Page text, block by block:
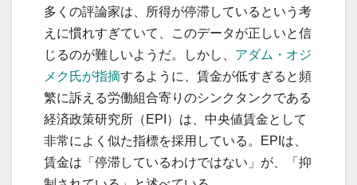
多くの評論家は、所得が停滞しているという考
えに慣れすぎていて、このデータが正しいと信
じるのが難しいようだ。しかし、 アダム・オジ
メク氏が指摘するように、賃金が低すぎると頻
繁に訴える労働組合寄りのシンクタンクである
経済政策研究所（EPI）は、中央値賃金として
非常によく似た指標を採用している。EPIは、
賃金は「停滞しているわけではない」が、「抑